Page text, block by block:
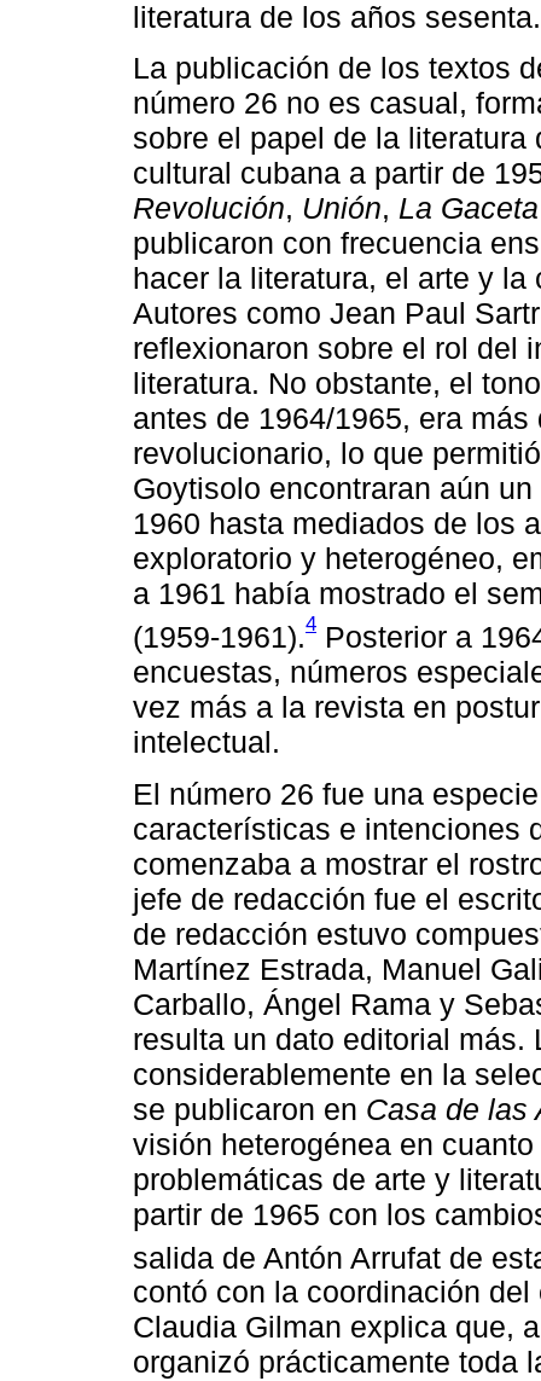
literatura de los años sesenta.
La publicación de los textos
número 26 no es casual,
sobre el papel de la
cultural cubana a partir de
Revolución, Unión, La Gaceta
publicaron con frecuencia
hacer la literatura, el arte y
Autores como Jean Paul
reflexionaron sobre el rol del
literatura. No obstante, el
antes de 1964/1965, era
revolucionario, lo que
Goytisolo encontraran aún
1960 hasta mediados de los
exploratorio y heterogéneo,
a 1961 había mostrado el
(1959-1961).4 Posterior a
encuestas, números
vez más a la revista en
intelectual.
El número 26 fue una
características e intenciones
comenzaba a mostrar el
jefe de redacción fue el
de redacción estuvo
Martínez Estrada, Manuel
Carballo, Ángel Rama y
resulta un dato editorial más.
considerablemente en la
se publicaron en Casa de las
visión heterogénea en
problemáticas de arte y
partir de 1965 con los
salida de Antón Arrufat de
contó con la coordinación
Claudia Gilman explica que,
organizó prácticamente toda